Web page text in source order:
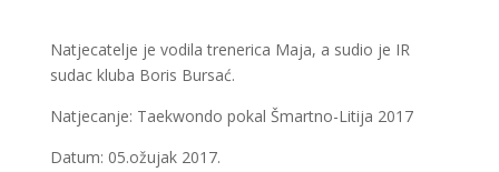
Natjecatelje je vodila trenerica Maja, a sudio je IR
sudac kluba Boris Bursać.
Natjecanje: Taekwondo pokal Šmartno-Litija 2017
Datum: 05.ožujak 2017.